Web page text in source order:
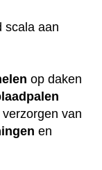
scala aan
op daken
van
en